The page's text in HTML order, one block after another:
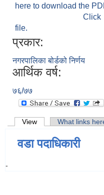
here to download the
file.
प्रकार:
नगरपालिका बोर्डको निर्णय
आर्थिक वर्ष:
७६/७७
Primary tabs
View (active tab)What links
वडा पदाधिकारी
-